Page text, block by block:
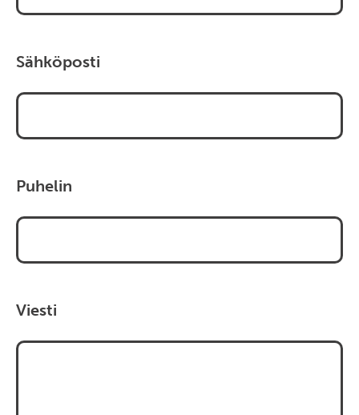
Sähköposti
Puhelin
Viesti